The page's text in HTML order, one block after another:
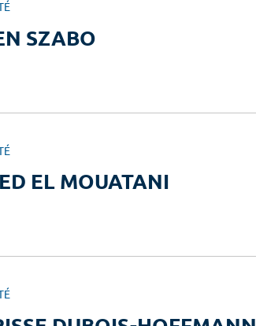
SZABO
EL MOUATANI